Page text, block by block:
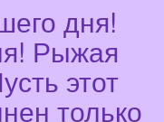
дня!
Рыжая
этот
только